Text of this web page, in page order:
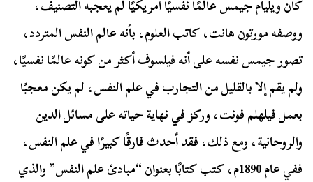
كان ويليام جيمس عالمًا نفسيًا أمريكيًا لم يعجبه التصنيف،
ووصفه مورتون هانت، كاتب العلوم، بأنه عالم النفس المتردد،
تصور جيمس نفسه على أنه فيلسوف أكثر من كونه عالمًا نفسيًا،
ولم يقم إلا بالقليل من التجارب في علم النفس، لم يكن معجبًا
بعمل فيلهلم فونت، وركز في نهاية حياته على مسائل الدين
والروحانية، ومع ذلك، فقد أحدث فارقًا كبيرًا في علم النفس،
ففي عام 1890م، كتب كتابًا بعنوان “مبادئ علم النفس” والذي